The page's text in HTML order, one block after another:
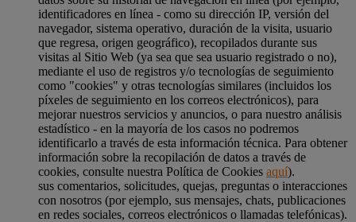
identificadores en línea - como su dirección IP, versión del
navegador, sistema operativo, duración de la visita, usuario
que regresa, origen geográfico), recopilados durante sus
visitas al Sitio Web (ya sea que sea usuario registrado o no),
mediante el uso de registros y/o tecnologías de seguimiento
como "cookies" y otras tecnologías similares (incluidos los
píxeles de seguimiento en los correos electrónicos), para
mejorar nuestros servicios y anuncios, o para nuestro análisis
estadístico - en la mayoría de los casos no podremos
identificarlo a través de esta información técnica. Para obtener
información sobre la recopilación de datos a través de
cookies, consulte nuestra Política de Cookies aquí).
sus comentarios, solicitudes, quejas, preguntas o interacciones
con nosotros (por ejemplo, sus mensajes, chats, publicaciones
en redes sociales, correos electrónicos o llamadas telefónicas).